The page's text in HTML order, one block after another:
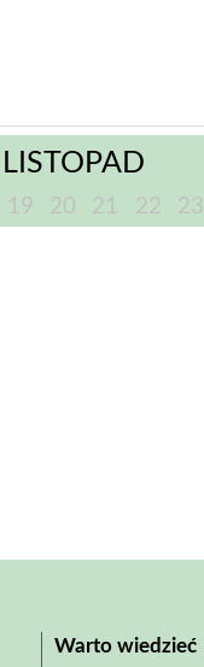
LISTOPAD
19 20 21 22 23
Warto wiedzieć